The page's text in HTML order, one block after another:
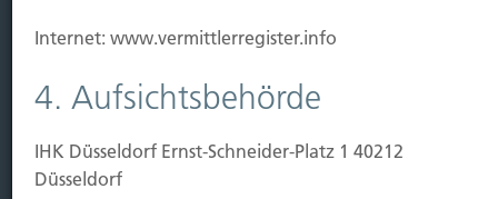
Einzug/Vermietung
Hubert Brück KG | Inhaber: Dipl. Ökonom Johannes
Brück | Kapellstraße 2 | 40479 Düsseldorf
Internet: www.vermittlerregister.info
4. Aufsichtsbehörde
IHK Düsseldorf Ernst-Schneider-Platz 1 40212
Düsseldorf